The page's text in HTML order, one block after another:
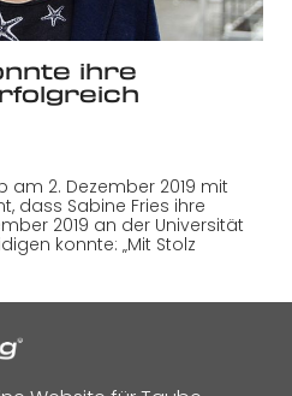
ihre
2. Dezember 2019 mit
dass Sabine Fries ihre
2019 an der Universität
konnte: „Mit Stolz